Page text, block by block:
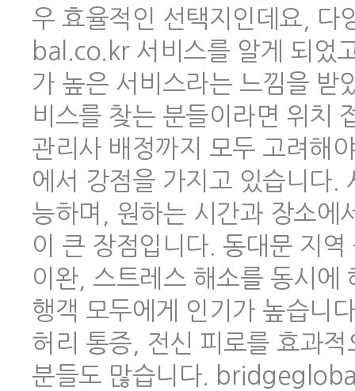
우 효율적인 선택지인데요,
bal.co.kr 서비스를 알게 되었
가 높은 서비스라는 느낌을 받
비스를 찾는 분들이라면 위치
관리사 배정까지 모두 고려해
에서 강점을 가지고 있습니다.
능하며, 원하는 시간과 장소에
이 큰 장점입니다. 동대문 지
이완, 스트레스 해소를 동시에
행객 모두에게 인기가 높습니
허리 통증, 전신 피로를 효과
분들도 많습니다.